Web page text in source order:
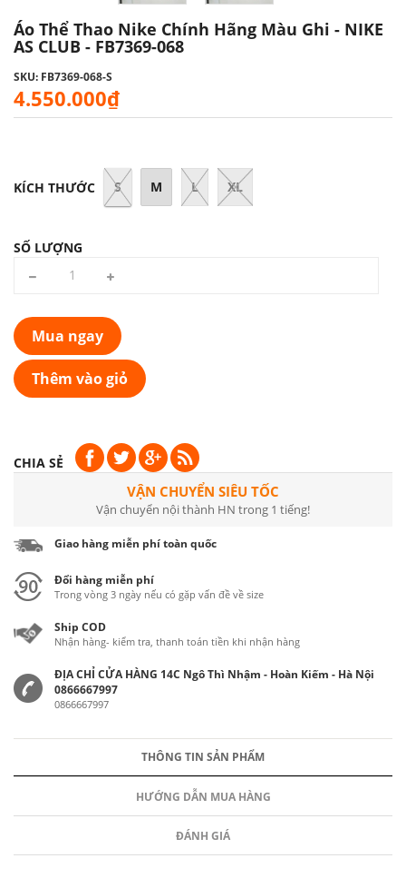
Áo Thể Thao Nike Chính Hãng Màu Ghi - NIKE
AS CLUB - FB7369-068
SKU: FB7369-068-S
4.550.000₫
KÍCH THƯỚC S M L XL
SỐ LƯỢNG
Mua ngay
Thêm vào giỏ
CHIA SẺ
VẬN CHUYỂN SIÊU TỐC
Vận chuyển nội thành HN trong 1 tiếng!
Giao hàng miễn phí toàn quốc
Đổi hàng miễn phí
Trong vòng 3 ngày nếu có gặp vấn đề về size
Ship COD
Nhận hàng- kiểm tra, thanh toán tiền khi nhận hàng
ĐỊA CHỈ CỬA HÀNG 14C Ngô Thì Nhậm - Hoàn Kiếm - Hà Nội
0866667997
0866667997
THÔNG TIN SẢN PHẨM
HƯỚNG DẪN MUA HÀNG
ĐÁNH GIÁ